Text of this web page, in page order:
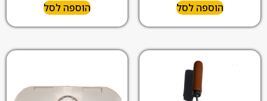
הוספה לסל הוספה לסל